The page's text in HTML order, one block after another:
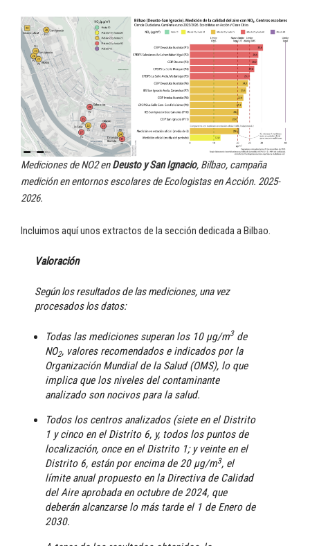
Mediciones de NO2 enDeusto y San Ignacio, Bilbao, campaña
medición en entornos escolares de Ecologistas en Acción. 2025-
2026.
Incluimos aquí unos extractos de la sección dedicada a Bilbao.
Valoración
Según los resultados de las mediciones, una vez
procesados los datos:
Todas las mediciones superan los 10 μg/m3de
NO2, valores recomendados e indicados por la
Organización Mundial de la Salud (OMS), lo que
implica que los niveles del contaminante
analizado son nocivos para la salud.
Todos los centros analizados (siete en el Distrito
1 y cinco en el Distrito 6, y, todos los puntos de
localización, once en el Distrito 1; y veinte en el
Distrito 6, están por encima de 20 μg/m3, el
límite anual propuesto en la Directiva de Calidad
del Aire aprobada en octubre de 2024, que
deberán alcanzarse lo más tarde el 1 de Enero de
2030.